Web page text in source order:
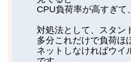
CPU負荷率が高すぎて
対処法として、スタン
多分これだけで負荷ほ
ネットしなければウイ